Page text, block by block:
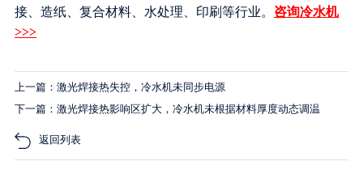
接、造纸、复合材料、水处理、印刷等行业。 咨询冷水机
>>>
上一篇：激光焊接热失控，冷水机未同步电源
下一篇：激光焊接热影响区扩大，冷水机未根据材料厚度动态调温
返回列表